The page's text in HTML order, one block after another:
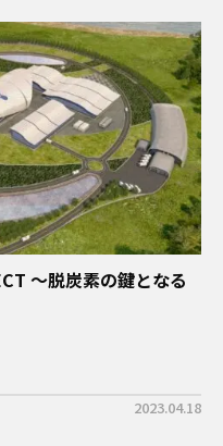
〜脱炭素の鍵となる
2023.04.18